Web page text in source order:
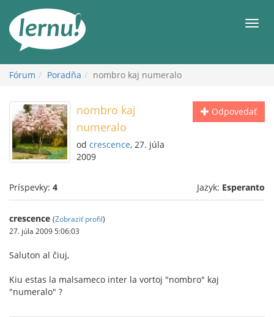
obsah
Fórum Poradňa nombro kaj numeralo
Odpovedať
nombro kaj
numeralo
od crescence, 27. júla
2009
Príspevky: 4 Jazyk: Esperanto
crescence (Zobraziť profil)
27. júla 2009 5:06:03
Saluton al ĉiuj,
Kiu estas la malsameco inter la vortoj "nombro" kaj
"numeralo" ?